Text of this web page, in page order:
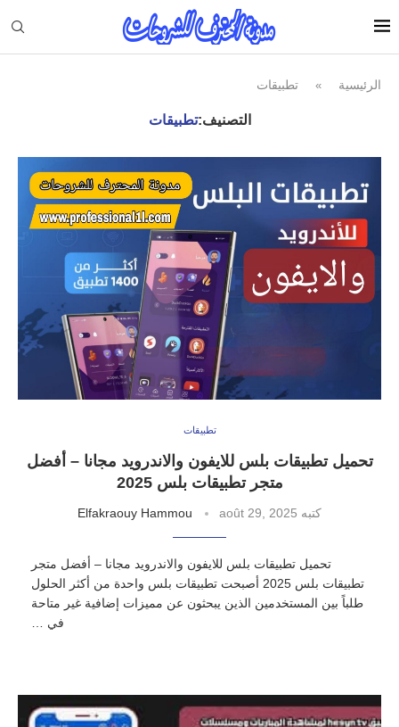
الرئيسية » تطبيقات
التصنيف:تطبيقات
تطبيقات
تحميل تطبيقات بلس للايفون والاندرويد مجانا – أفضل
متجر تطبيقات بلس 2025
كتبه Elfakraouy Hammou août 29, 2025
تحميل تطبيقات بلس للايفون والاندرويد مجانا – أفضل متجر
تطبيقات بلس 2025 أصبحت تطبيقات بلس واحدة من أكثر الحلول
طلباً بين المستخدمين الذين يبحثون عن مميزات إضافية غير متاحة
في …